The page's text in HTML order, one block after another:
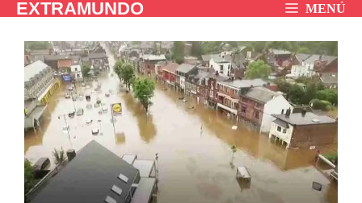
Saltar
contenido
EXTRAMUNDO MENÚ